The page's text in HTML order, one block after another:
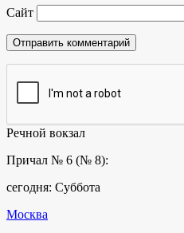
Сайт
Речной вокзал
Причал № 6 (№ 8):
сегодня: Суббота
Москва